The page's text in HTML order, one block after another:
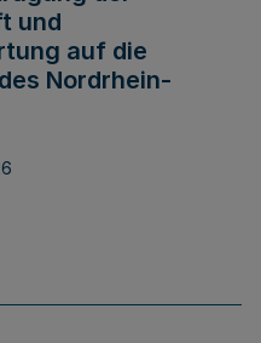
und
auf die
Nordrhein-